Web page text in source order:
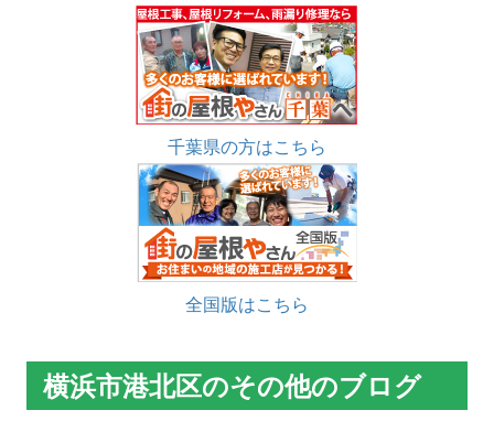
千葉県の方はこちら
全国版はこちら
横浜市港北区のその他のブログ